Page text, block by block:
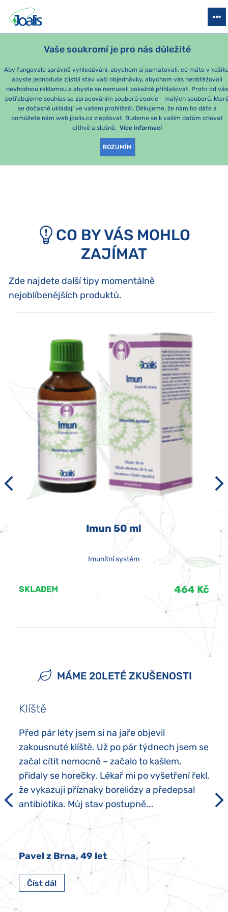
Vaše soukromí je pro nás důležité
Aby fungovalo správně vyhledávání, abychom si pamatovali, co máte v
abyste jednoduše zjistili stav vaší objednávky, abychom vás neobtěžovali
nevhodnou reklamou a abyste se nemuseli pokaždé přihlašovat. Proto od vás
potřebujeme souhlas se zpracováním souborů cookie - malých souborů,
se dočasně ukládají ve vašem prohlížeči. Děkujeme, že nám ho dáte a
pomůžete nám web joalis.cz zlepšovat. Budeme se k vašim datům chovat
citlivě a slušně. Více informací
ROZUMÍM
PRODUKTY PODLE OBTÍŽÍ SEZÓNNÍ BALÍČKY PRO DĚTI
e-shop Joalis
OMLOUVÁME SE, ALE
TATO STRÁNKA
NEEXISTUJE.
CO BY VÁS MOHLO
ZAJÍMAT
Zde najdete další tipy momentálně
nejoblíbenějších produktů.
Imun 50 ml
Imunitní systém
SKLADEM 464 Kč
MÁME 20LETÉ ZKUŠENOSTI
Klíště
Před pár lety jsem si na jaře objevil
zakousnuté klíště. Už po pár týdnech jsem se
začal cítit nemocně – začalo to kašlem,
přidaly se horečky. Lékař mi po vyšetření řekl,
že vykazuji příznaky boreliózy a předepsal
antibiotika. Můj stav postupně...
Pavel z Brna, 49 let
Číst dál